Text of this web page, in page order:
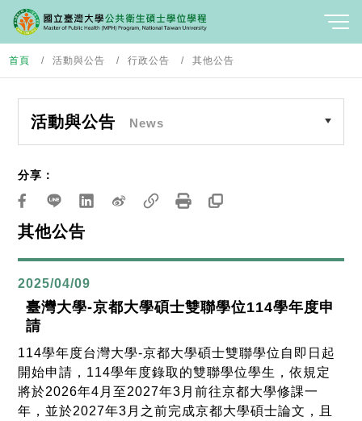
首頁 活動與公告 行政公告 其他公告
活動與公告 News
其他公告
分享：
2025/04/09
臺灣大學-京都大學碩士雙聯學位114學年度申
請
114學年度台灣大學-京都大學碩士雙聯學位自即日起
開始申請，114學年度錄取的雙聯學位學生，依規定
將於2026年4月至2027年3月前往京都大學修課一
年，並於2027年3月之前完成京都大學碩士論文，且